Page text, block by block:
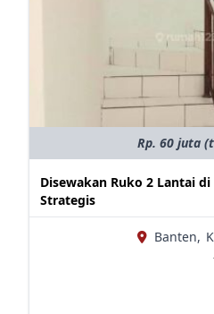
Rp. 60 juta
Disewakan Ruko 2 Lantai
Strategis
Banten,